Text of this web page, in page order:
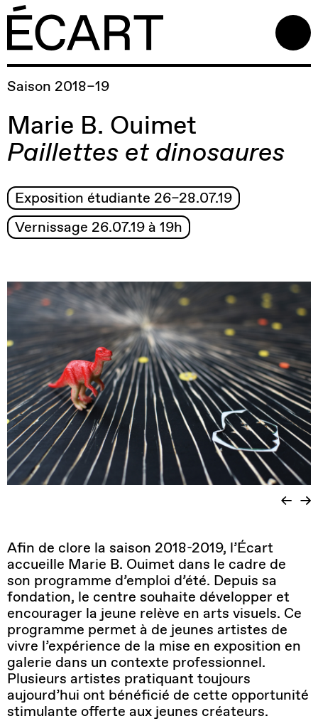
Saison 2018–19
Marie B. Ouimet
Paillettes et dinosaures
Exposition étudiante 26–28.07.19
Vernissage 26.07.19 à 19h
Afin de clore la saison 2018-2019, l’Écart
accueille Marie B. Ouimet dans le cadre de
son programme d’emploi d’été. Depuis sa
fondation, le centre souhaite développer et
encourager la jeune relève en arts visuels. Ce
programme permet à de jeunes artistes de
vivre l’expérience de la mise en exposition en
galerie dans un contexte professionnel.
Plusieurs artistes pratiquant toujours
aujourd’hui ont bénéficié de cette opportunité
stimulante offerte aux jeunes créateurs.